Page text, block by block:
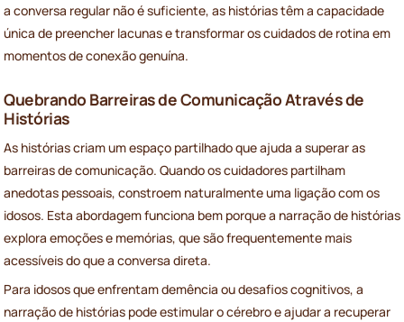
a conversa regular não é suficiente, as histórias têm a capacidade
única de preencher lacunas e transformar os cuidados de rotina em
momentos de conexão genuína.
Quebrando Barreiras de Comunicação Através de
Histórias
As histórias criam um espaço partilhado que ajuda a superar as
barreiras de comunicação. Quando os cuidadores partilham
anedotas pessoais, constroem naturalmente uma ligação com os
idosos. Esta abordagem funciona bem porque a narração de histórias
explora emoções e memórias, que são frequentemente mais
acessíveis do que a conversa direta.
Para idosos que enfrentam demência ou desafios cognitivos, a
narração de histórias pode estimular o cérebro e ajudar a recuperar